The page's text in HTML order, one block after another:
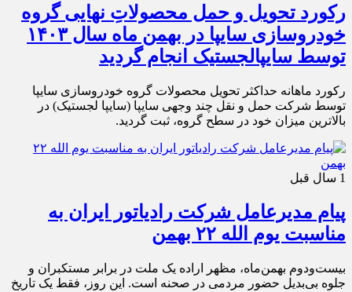
رکورد تحویل و حمل محصولاتِ نهایی گروه
خودروسازی سایپا در بهمن ماه سال ۱۴۰۳
توسط سایپالجستیک انجام گردید
رکورد ماهانه حداکثر تحویل محصولات گروه خودروسازی سایپا
توسط شرکت حمل و نقل چند وجهی سایپا (سایپا لجستیک) در
بالاترین میزان خود در سطح گروه، ثبت گردید.
1 سال قبل
پیام مدیرعامل شرکت رادیاتور ایران به
مناسبت یوم الله ۲۲ بهمن
بیست‌ودوم بهمن‌ماه، مظهر اراده یک ملت در برابر مستکبران و
جلوه بی‌بدیل حضور مردمی در صحنه است. این روز، فقط یک تاریخ